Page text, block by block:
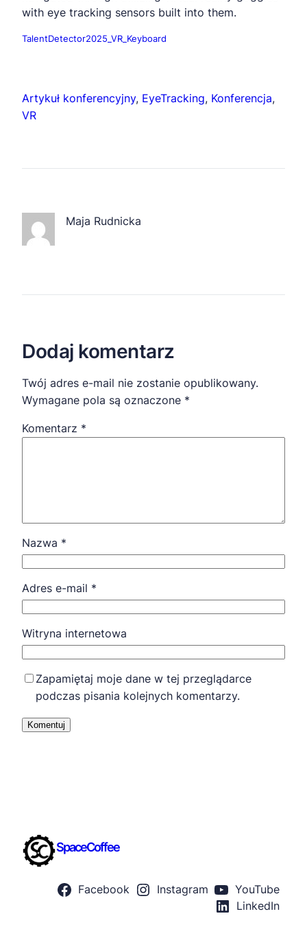
with eye tracking sensors built into them.
TalentDetector2025_VR_Keyboard
Artykuł konferencyjny, EyeTracking, Konferencja
VR
Maja Rudnicka
Dodaj komentarz
Twój adres e-mail nie zostanie opublikowany.
Wymagane pola są oznaczone *
Komentarz *
Nazwa *
Adres e-mail *
Witryna internetowa
Zapamiętaj moje dane w tej przeglądarce
podczas pisania kolejnych komentarzy.
SpaceCoffee
Facebook Instagram
YouTube
LinkedIn